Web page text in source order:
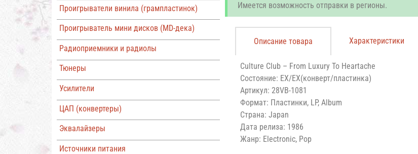
Проигрыватели винила (грампластинок)
Проигрыватель мини дисков (MD-дека)
Радиоприемники и радиолы
Тюнеры
Усилители
ЦАП (конвертеры)
Эквалайзеры
Источники питания
Имеется возможность отправки в регионы.
Описание товара Характеристики
Culture Club – From Luxury To Heartache
Состояние: EX/EX(конверт/пластинка)
Артикул: 28VB-1081
Формат: Пластинки, LP, Album
Страна: Japan
Дата релиза: 1986
Жанр: Electronic, Pop